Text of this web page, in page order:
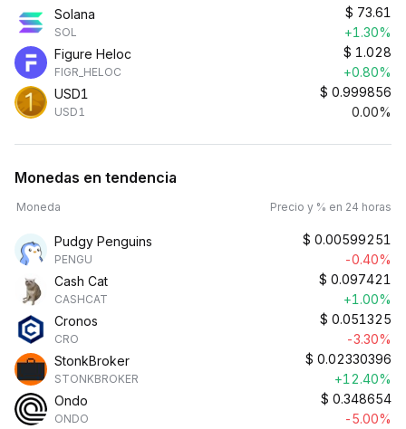
Solana
SOL
$ 73.61
+1.30%
Figure Heloc
FIGR_HELOC
$ 1.028
+0.80%
USD1
USD1
$ 0.999856
0.00%
Monedas en tendencia
Moneda Precio y % en 24 horas
Pudgy Penguins
PENGU
$ 0.00599251
-0.40%
Cash Cat
CASHCAT
$ 0.097421
+1.00%
Cronos
CRO
$ 0.051325
-3.30%
StonkBroker
STONKBROKER
$ 0.02330396
+12.40%
Ondo
ONDO
$ 0.348654
-5.00%